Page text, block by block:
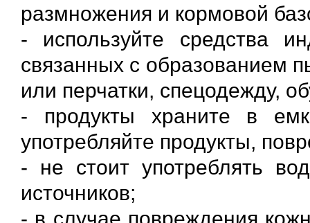
размножения и кормовой
- используйте средства
связанных с образованием
или перчатки, спецодежду,
- продукты храните в
употребляйте продукты,
- не стоит употреблять
источников;